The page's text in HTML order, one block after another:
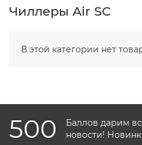
Чиллеры Air SC
В этой категории нет
500
Баллов дарим
новости!